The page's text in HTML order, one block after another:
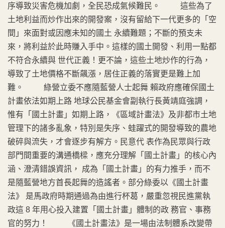
序導致災害危機加劇，全民恐成氣候難民。 這些為了
土地利益而炒作出來的開發案，沒有留給下一代更多的「空
間」來面對或因應未知的國土 永續難題；不斷的預支未
來，將利益於此時賺入手中。這樣的國土開發、利用一點都
不符合永續與 世代正義！更不論，這些土地炒作的行為，
導致了土地價格不斷飆漲，居住正義的落實更是難上加
難。 綠營立委不應隨藍營人士起舞 賴政府應確保國土
計畫依法如期上路 地球公民基金會副執行長黃靖庭強調，
惟有「國土計畫」如期上路，《區域計畫法》及非都市土地
管理下的諸多亂象，特別是失序、蛙躍式的開發導致的農地
破碎與流失，才會逐步有解方。民意代 表作為民眾與行政
部門間重要的溝通橋樑，應充分理解「國土計畫」的核心內
涵、澄清錯誤資訊， 成為「國土計畫」的有力推手，而不
是隨藍營地方首長起舞的造謠者。部分綠委以《國土計畫
法》 是馬政府時期通過為由進行杯葛，嚴重忽視民進黨執
政這 8 年用心投入建置「國土計畫」體制的政 務官、事務
官的努力！ 《國土計畫法》是一場由法制體系改變帶